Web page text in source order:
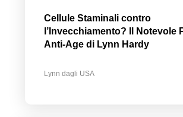
Cellule Staminali contro
l’Invecchiamento? Il Notevole
Anti-Age di Lynn Hardy
Lynn dagli USA